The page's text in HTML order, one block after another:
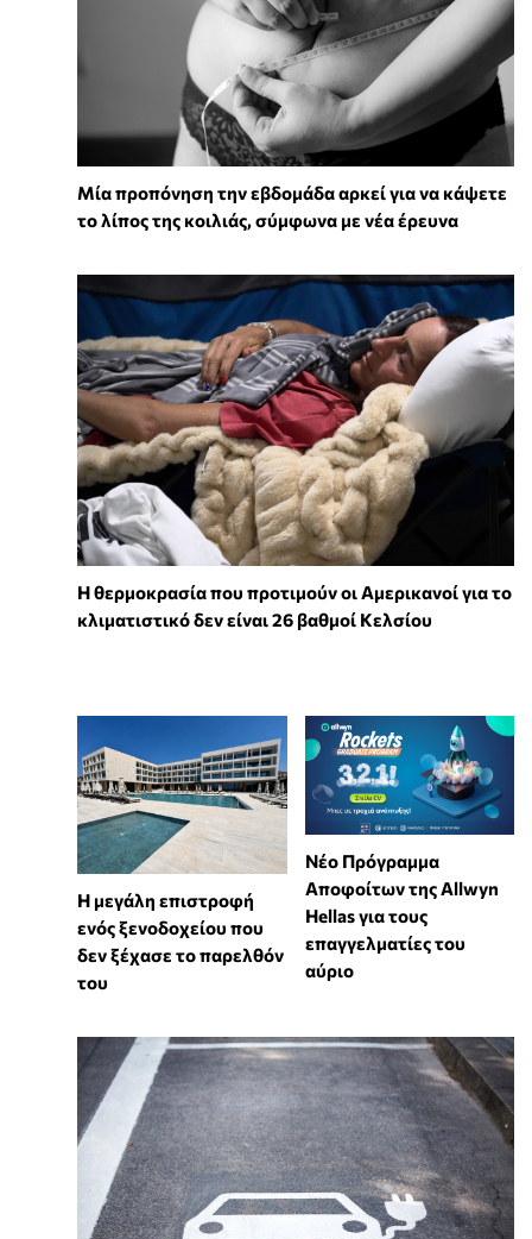
Μία προπόνηση την εβδομάδα αρκεί για να κάψετε
το λίπος της κοιλιάς, σύμφωνα με νέα έρευνα
Η θερμοκρασία που προτιμούν οι Αμερικανοί για το
κλιματιστικό δεν είναι 26 βαθμοί Κελσίου
Η μεγάλη επιστροφή
ενός ξενοδοχείου που
δεν ξέχασε το παρελθόν
του
Νέο Πρόγραμμα
Αποφοίτων της Allwyn
Hellas για τους
επαγγελματίες του
αύριο